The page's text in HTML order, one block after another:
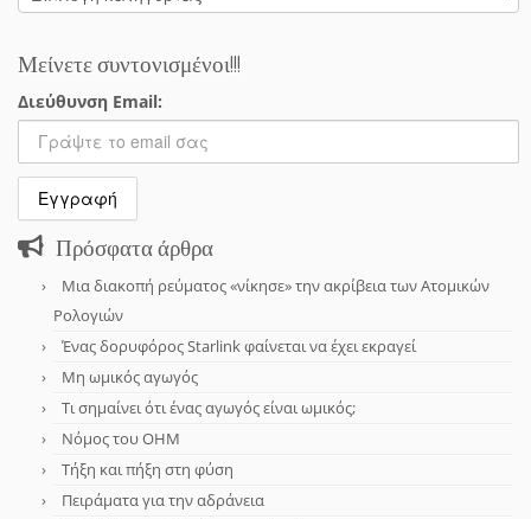
Μείνετε συντονισμένοι!!!
Διεύθυνση Email:
Πρόσφατα άρθρα
Μια διακοπή ρεύματος «νίκησε» την ακρίβεια των Ατομικών
Ρολογιών
Ένας δορυφόρος Starlink φαίνεται να έχει εκραγεί
Μη ωμικός αγωγός
Τι σημαίνει ότι ένας αγωγός είναι ωμικός;
Νόμος του OHM
Τήξη και πήξη στη φύση
Πειράματα για την αδράνεια